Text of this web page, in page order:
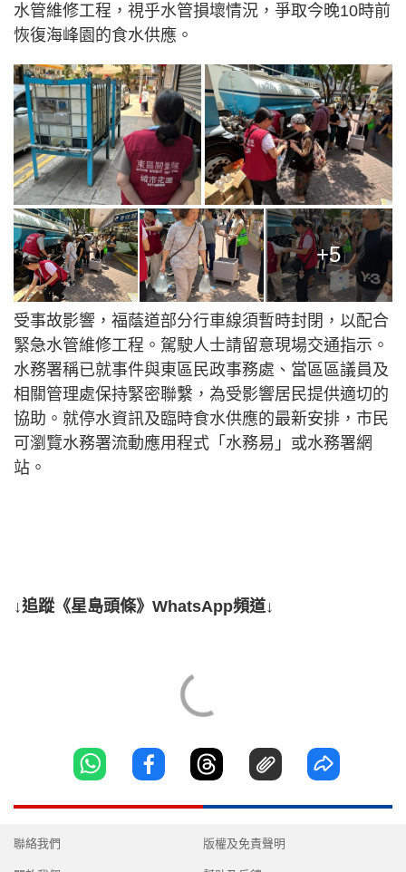
水管維修工程，視乎水管損壞情況，爭取今晚10時前
恢復海峰園的食水供應。
+5
受事故影響，福蔭道部分行車線須暫時封閉，以配合
緊急水管維修工程。駕駛人士請留意現場交通指示。
水務署稱已就事件與東區民政事務處、當區區議員及
相關管理處保持緊密聯繫，為受影響居民提供適切的
協助。就停水資訊及臨時食水供應的最新安排，市民
可瀏覽水務署流動應用程式「水務易」或水務署網
站。
↓追蹤《星島頭條》WhatsApp頻道↓
聯絡我們 版權及免責聲明